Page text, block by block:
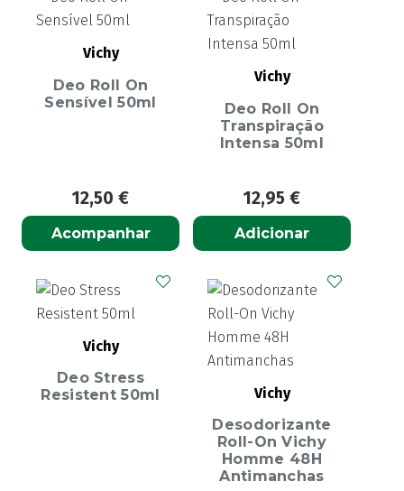
Vichy
Deo Roll On
Sensível 50ml
12,50 €
Acompanhar
Vichy
Deo Roll On
Transpiração
Intensa 50ml
12,95 €
Adicionar
Vichy
Deo Stress
Resistent 50ml
Vichy
Desodorizante
Roll-On Vichy
Homme 48H
Antimanchas